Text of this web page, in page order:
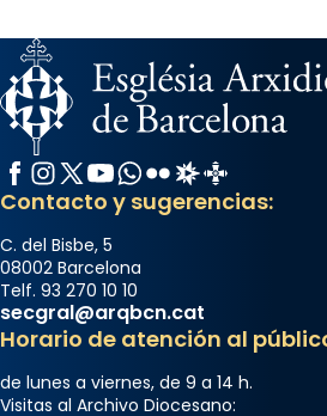
Facebook
Instagram
X / Twitter
YouTube
WhatsApp
FlickrRadio Estel
Catalunya
Contacto y sugerencias:
C. del Bisbe, 5
08002 Barcelona
Telf. 93 270 10 10
secgral@arqbcn.cat
Horario de atención al
de lunes a viernes, de 9 a 14 h.
Visitas al Archivo Diocesano: